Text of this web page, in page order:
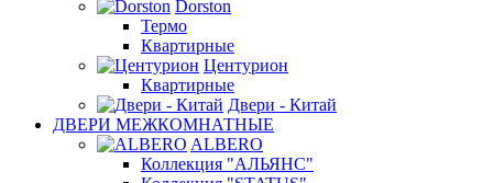
Dorston
Термо
Квартирные
Центурион
Квартирные
Двери - Китай
ДВЕРИ МЕЖКОМНАТНЫЕ
ALBERO
Коллекция "АЛЬЯНС"